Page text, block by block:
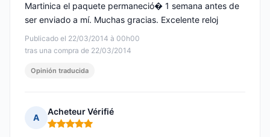
Publicado el 22/03/2014 à 00h00
tras una compra de 22/03/2014
Martinica el paquete permaneció� 1 semana antes de
ser enviado a mí. Muchas gracias. Excelente reloj
Opinión traducida
A
Acheteur Vérifié
Nota: 5 de 5